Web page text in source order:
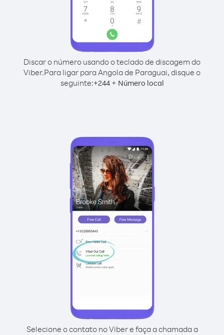
Discar o número usando o teclado de discagem do
Viber.Para ligar para Angola de Paraguai, disque o
seguinte:+244+ Número local
Selecione o contato no Viber e faça a chamada a